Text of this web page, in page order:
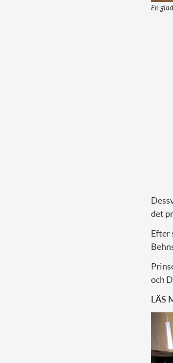
En
det
Efter
och
LÄS